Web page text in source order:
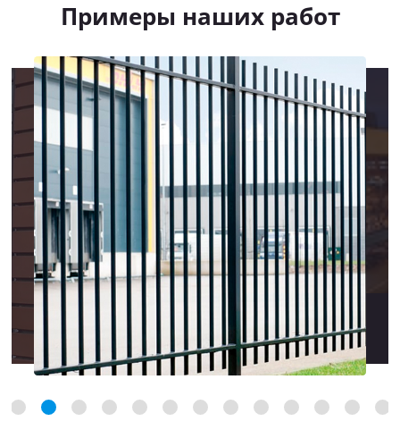
Примеры наших работ